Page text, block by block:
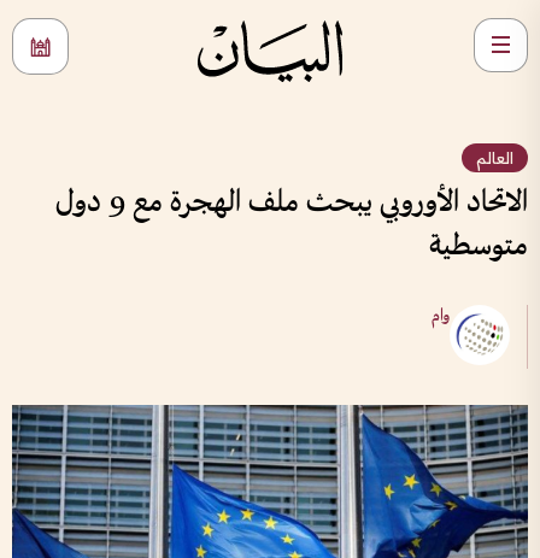
العالم
الاتحاد الأوروبي يبحث ملف الهجرة مع 9 دول
متوسطية
وام